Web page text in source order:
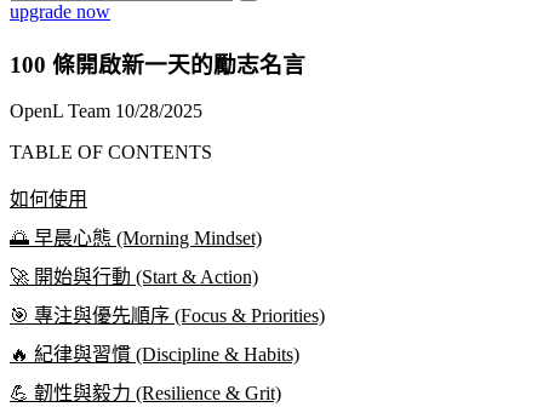
upgrade now
100 條開啟新一天的勵志名言
OpenL Team 10/28/2025
TABLE OF CONTENTS
如何使用
🌅 早晨心態 (Morning Mindset)
🚀 開始與行動 (Start & Action)
🎯 專注與優先順序 (Focus & Priorities)
🔥 紀律與習慣 (Discipline & Habits)
💪 韌性與毅力 (Resilience & Grit)